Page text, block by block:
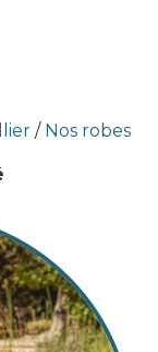
/ Nos robes